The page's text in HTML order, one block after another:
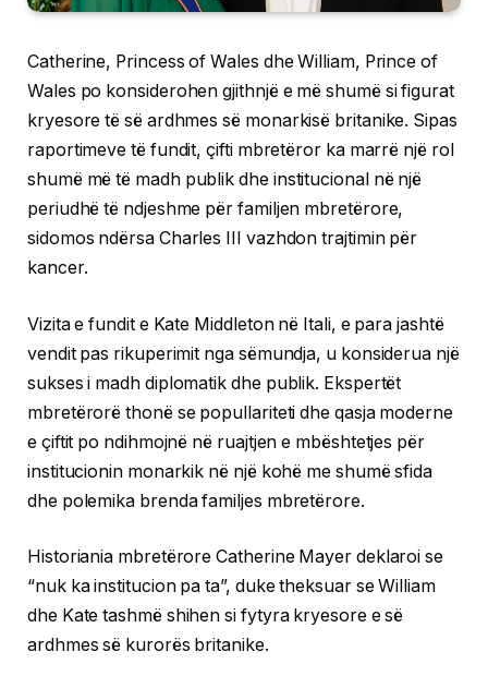
Catherine, Princess of Wales dhe William, Prince of
Wales po konsiderohen gjithnjë e më shumë si figurat
kryesore të së ardhmes së monarkisë britanike. Sipas
raportimeve të fundit, çifti mbretëror ka marrë një rol
shumë më të madh publik dhe institucional në një
periudhë të ndjeshme për familjen mbretërore,
sidomos ndërsa Charles III vazhdon trajtimin për
kancer.
Vizita e fundit e Kate Middleton në Itali, e para jashtë
vendit pas rikuperimit nga sëmundja, u konsiderua një
sukses i madh diplomatik dhe publik. Ekspertët
mbretërorë thonë se popullariteti dhe qasja moderne
e çiftit po ndihmojnë në ruajtjen e mbështetjes për
institucionin monarkik në një kohë me shumë sfida
dhe polemika brenda familjes mbretërore.
Historiania mbretërore Catherine Mayer deklaroi se
“nuk ka institucion pa ta”, duke theksuar se William
dhe Kate tashmë shihen si fytyra kryesore e së
ardhmes së kurorës britanike.